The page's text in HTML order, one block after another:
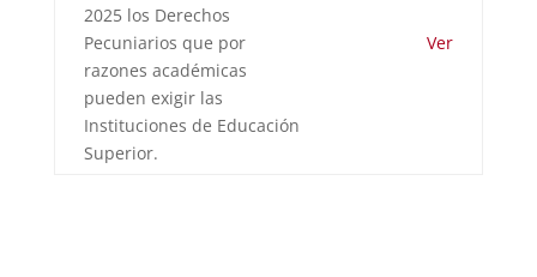
2025 los Derechos
Pecuniarios que por
razones académicas
pueden exigir las
Instituciones de Educación
Superior.
Ver